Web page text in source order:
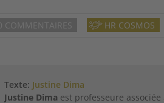
COMMENTAIRES HR COSMOS
Texte: Justine Dima
Justine Dima est professeure